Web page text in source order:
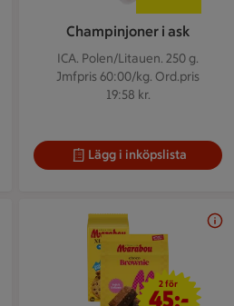
Champinjoner i ask
ICA. Polen/Litauen. 250 g.
Jmfpris 60:00/kg. Ord.pris
19:58 kr.
Lägg i inköpslista
2 för 45 kr
2 för
45:-